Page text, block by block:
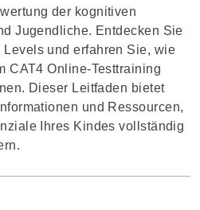
der kognitiven
Jugendliche. Entdecken Sie
und erfahren Sie, wie
CAT4 Online-Testtraining
Dieser Leitfaden bietet
und Ressourcen,
Ihres Kindes vollständig